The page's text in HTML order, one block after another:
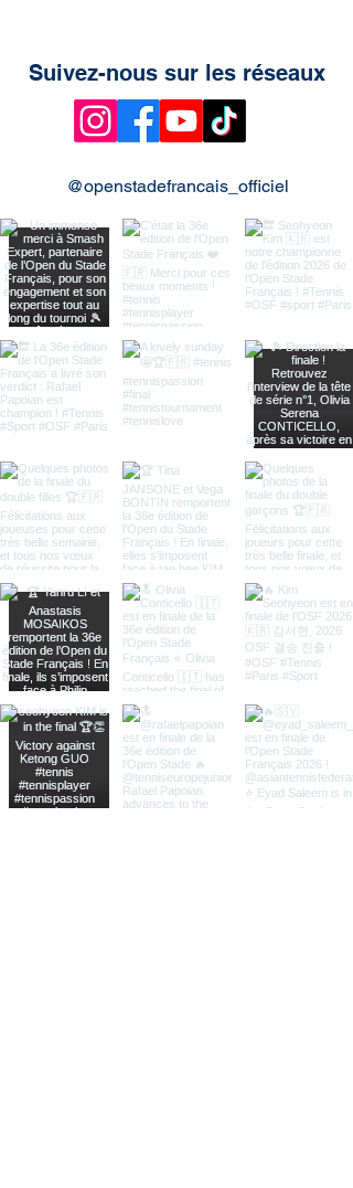
Suivez-nous sur les réseaux
@openstadefrancais_officiel